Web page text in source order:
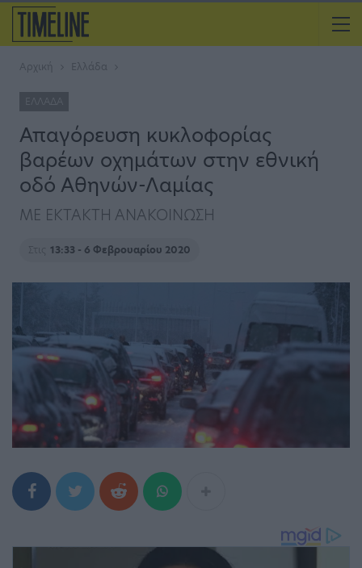
Αρχική Ελλάδα
ΕΛΛΆΔΑ
Απαγόρευση κυκλοφορίας
βαρέων οχημάτων στην εθνική
οδό Αθηνών-Λαμίας
ΜΕ ΕΚΤΑΚΤΗ ΑΝΑΚΟΙΝΩΣΗ
Στις 13:33 - 6 Φεβρουαρίου 2020